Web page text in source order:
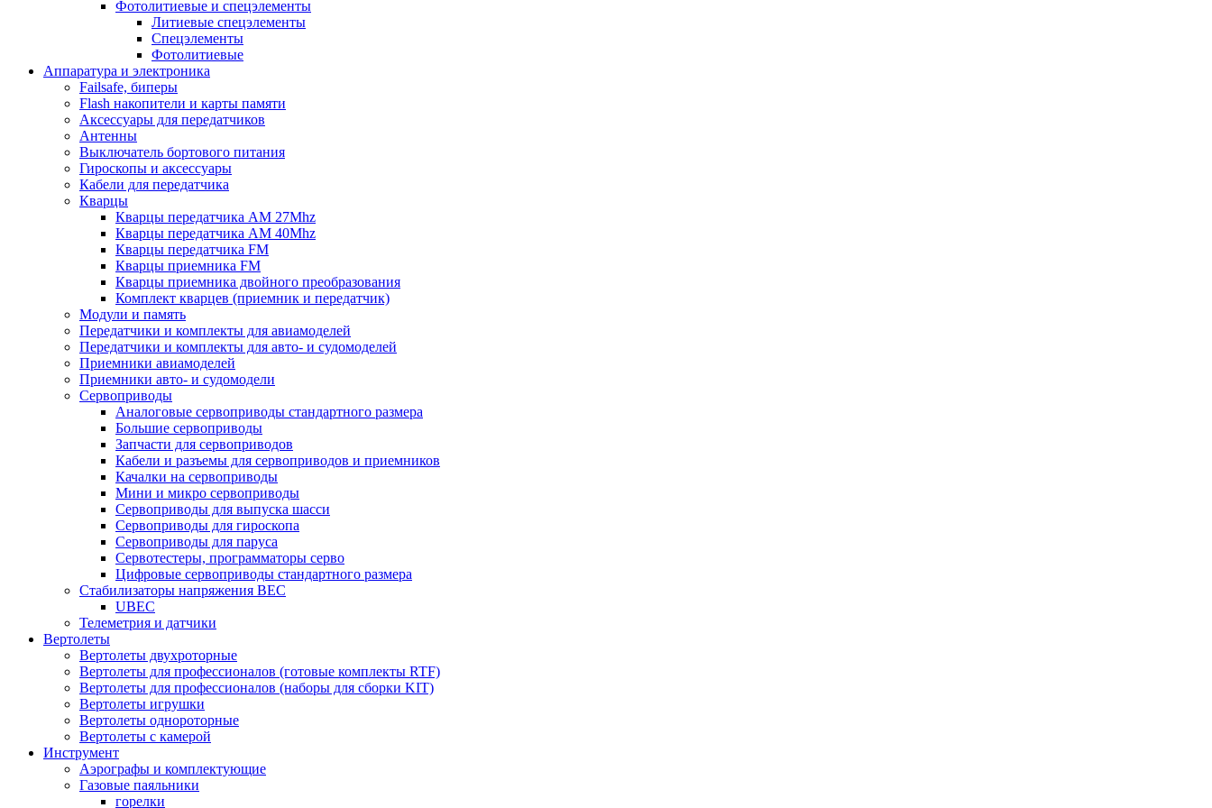
Фотолитиевые и спецэлементы
Литиевые спецэлементы
Спецэлементы
Фотолитиевые
Аппаратура и электроника
Failsafe, биперы
Flash накопители и карты памяти
Аксессуары для передатчиков
Антенны
Выключатель бортового питания
Гироскопы и аксессуары
Кабели для передатчика
Кварцы
Кварцы передатчика AM 27Mhz
Кварцы передатчика AM 40Mhz
Кварцы передатчика FM
Кварцы приемника FM
Кварцы приемника двойного преобразования
Комплект кварцев (приемник и передатчик)
Модули и память
Передатчики и комплекты для авиамоделей
Передатчики и комплекты для авто- и судомоделей
Приемники авиамоделей
Приемники авто- и судомодели
Сервоприводы
Аналоговые сервоприводы стандартного размера
Большие сервоприводы
Запчасти для сервоприводов
Кабели и разъемы для сервоприводов и приемников
Качалки на сервоприводы
Мини и микро сервоприводы
Сервоприводы для выпуска шасси
Сервоприводы для гироскопа
Сервоприводы для паруса
Сервотестеры, программаторы серво
Цифровые сервоприводы стандартного размера
Стабилизаторы напряжения BEC
UBEC
Телеметрия и датчики
Вертолеты
Вертолеты двухроторные
Вертолеты для профессионалов (готовые комплекты RTF)
Вертолеты для профессионалов (наборы для сборки KIT)
Вертолеты игрушки
Вертолеты однороторные
Вертолеты с камерой
Инструмент
Аэрографы и комплектующие
Газовые паяльники
горелки